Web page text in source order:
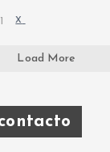
1 X
Load More